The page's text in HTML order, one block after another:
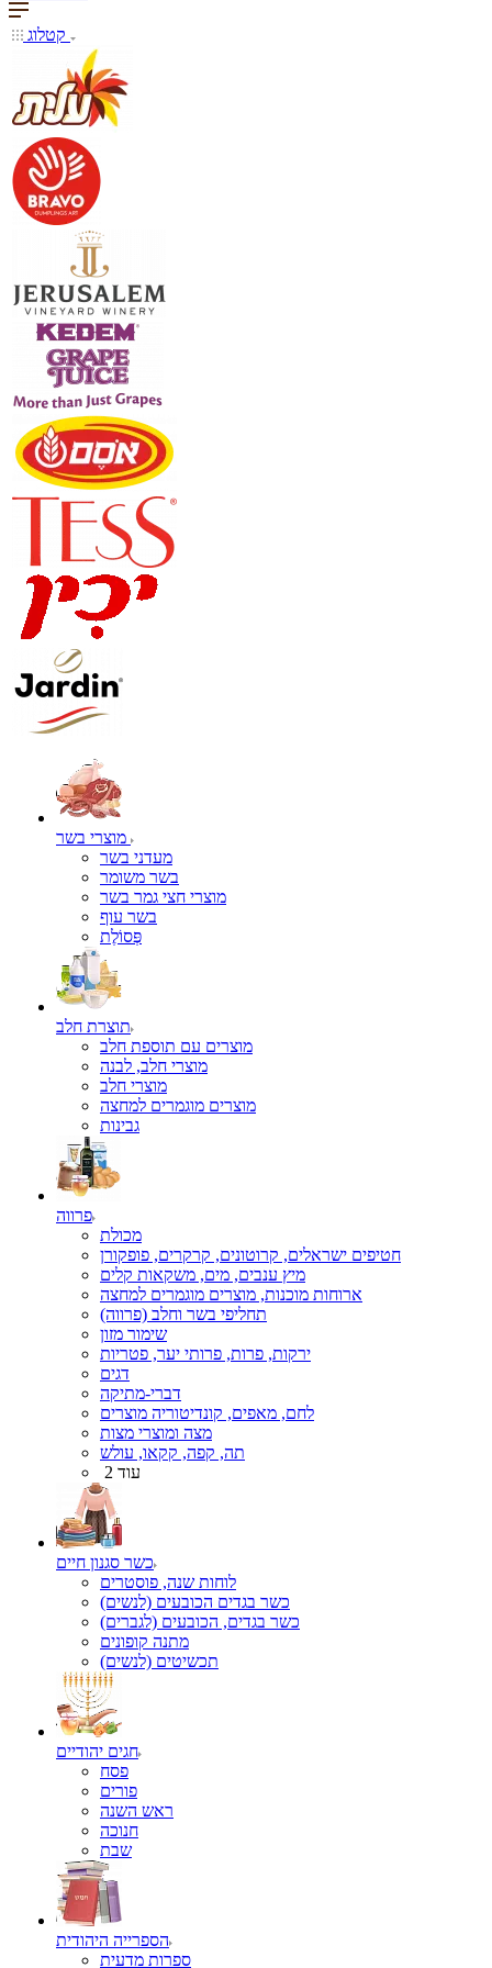
מעדני בשר
בשר משומר
מוצרי חצי גמר בשר
בשר עוף
פְּסוֹלֶת
תוצרת חלב
מוצרים עם תוספת חלב
מוצרי חלב, לבנה
מוצרי חלב
מוצרים מוגמרים למחצה
גבינות
פרווה
מכולת
חטיפים ישראלים, קרוטונים, קרקרים, פופקורן
מיץ ענבים, מים, משקאות קלים
ארוחות מוכנות, מוצרים מוגמרים למחצה
תחליפי בשר וחלב (פרווה)
שימור מזון
ירקות, פרות, פרותי יער, פטריות
דגים
דברי-מתיקה
לחם, מאפים, קונדיטוריה מוצרים
מצה ומוצרי מצות
תה, קפה, קקאו, עולש
עוד 2
כשר סגנון חיים
לוחות שנה, פוסטרים
כשר בגדים הכובעים (לנשים)
כשר בגדים, הכובעים (לגברים)
מתנה קופונים
תכשיטים (לנשים)
חגים יהודיים
פסח
פורים
ראש השנה
חנוכה
שבת
הספרייה היהודית
ספרות מדעית